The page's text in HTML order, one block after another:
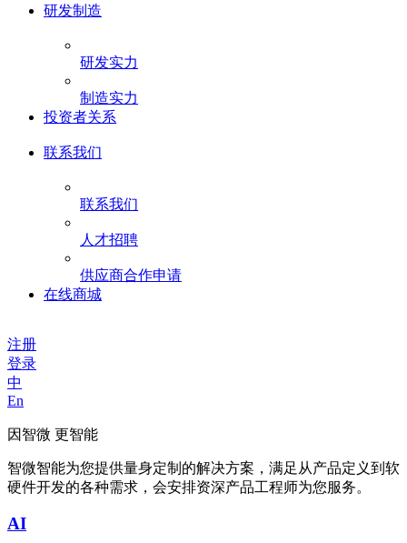
研发制造
研发实力
制造实力
投资者关系
联系我们
联系我们
人才招聘
供应商合作申请
在线商城
注册
登录
中
En
因智微 更智能
智微智能为您提供量身定制的解决方案，满足从产品定义到软
硬件开发的各种需求，会安排资深产品工程师为您服务。
AI